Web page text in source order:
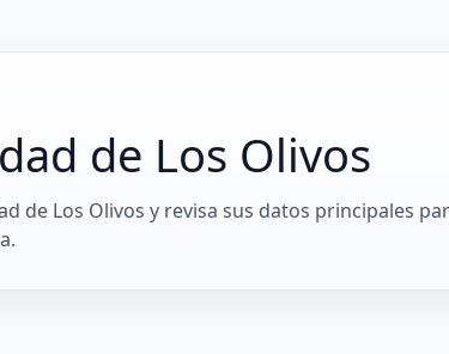
de Los Olivos
de Los Olivos y revisa sus datos principales